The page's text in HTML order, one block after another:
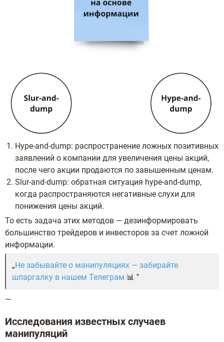
Hype-and-dump: распространение ложных позитивных
заявлений о компании для увеличения цены акций,
после чего акции продаются по завышенным ценам.
Slur-and-dump: обратная ситуация hype-and-dump,
когда распространяются негативные слухи для
понижения цены акций.
То есть задача этих методов — дезинформировать
большинство трейдеров и инвесторов за счет ложной
информации.
Не забывайте о манипуляциях — забирайте
шпаргалку в нашем Телеграм 📊
—
Исследования известных случаев
манипуляций